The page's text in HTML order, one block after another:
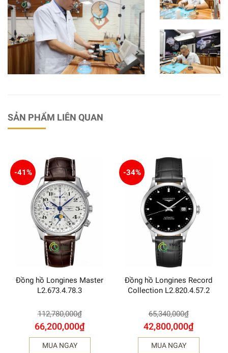
SẢN PHẨM LIÊN QUAN
-41%
Đồng hồ Longines Master
L2.673.4.78.3
112,780,000₫
66,200,000₫
MUA NGAY
-34%
Đồng hồ Longines Record
Collection L2.820.4.57.2
65,340,000₫
42,800,000₫
MUA NGAY